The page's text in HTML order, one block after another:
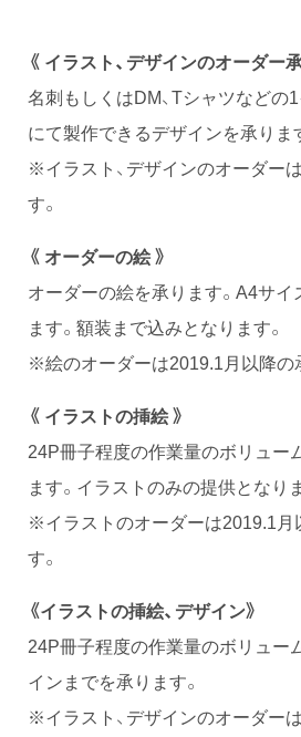
《 イラスト、デザインのオーダー
名刺もしくはDM、Tシャツなどの
にて製作できるデザインを承りま
※イラスト、デザインのオーダー
す。
《 オーダーの絵 》
オーダーの絵を承ります。A4サイ
ます。額装まで込みとなります。
※絵のオーダーは2019.1月以降の
《 イラストの挿絵 》
24P冊子程度の作業量のボリュー
ます。イラストのみの提供となり
※イラストのオーダーは2019.1月
す。
《イラストの挿絵、デザイン》
24P冊子程度の作業量のボリュー
インまでを承ります。
※イラスト、デザインのオーダー